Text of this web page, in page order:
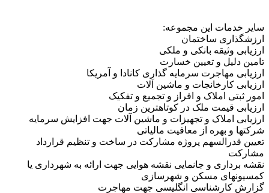
خدمات این مجموعه:
ساختمان
وثیقه بانکی و ملکی
دلیل و تعیین خسارت
مهاجرت سرمایه گذاری کانادا و آمریکا
کارخانجات و ماشین آلات
ثبتی املاک و افراز و تجمیع و تفکیک
قیمت ملک در کوتاهترین زمان
املاک و تجهیزات و ماشین آلات جهت افزایش سرمایه
و بهره از معافیت مالیاتی
قدرالسهم پروژه مشارکت در ساخت و تنظیم قرارداد
برداری و جانمایی نقشه هوایی جهت ارائه به شهرداری یا
مسکن و شهرسازی
کارشناسی انگلیسی جهت مهاجرت